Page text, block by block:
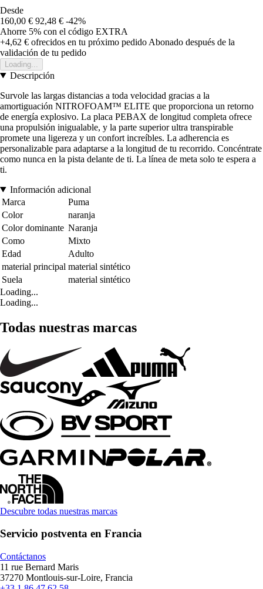
Desde
160,00 € 92,48 € -42%
Ahorre 5% con el código EXTRA
+4,62 € ofrecidos en tu próximo pedido Abonado después de la
validación de tu pedido
Loading...
Descripción
Survole las largas distancias a toda velocidad gracias a la
amortiguación NITROFOAM™ ELITE que proporciona un retorno
de energía explosivo. La placa PEBAX de longitud completa ofrece
una propulsión inigualable, y la parte superior ultra transpirable
promete una ligereza y un confort increíbles. La adherencia es
personalizable para adaptarse a la longitud de tu recorrido. Concéntrate
como nunca en la pista delante de ti. La línea de meta solo te espera a
ti.
Información adicional
Marca
Puma
Color
naranja
Color dominante Naranja
Como
Mixto
Edad
Adulto
material principal material sintético
Suela
material sintético
Loading...
Loading...
Todas nuestras marcas
Descubre todas nuestras marcas
Servicio postventa en Francia
Contáctanos
11 rue Bernard Maris
37270 Montlouis-sur-Loire, Francia